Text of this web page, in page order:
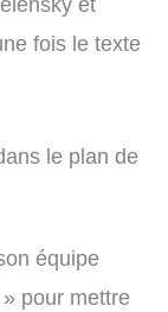
fois le texte
le plan de
équipe
» pour mettre